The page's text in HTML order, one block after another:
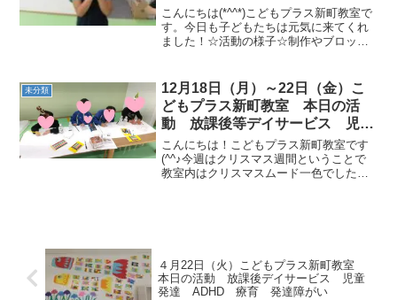
育 発達障がい
こんにちは(*^^*)こどもプラス新町教室で
す。今日も子どもたちは元気に来てくれ
ました！☆活動の様子☆制作やブロック
🐴🐼🐮・信号ゲーム🚥・大繩、回転縄跳
び 各10回 ・シ...
未分類
12月18日（月）～22日（金）こ
どもプラス新町教室 本日の活
動 放課後等デイサービス 児童
発達 ADHD 療育 発達障がい
こんにちは！こどもプラス新町教室です
(^^♪今週はクリスマス週間ということで
教室内はクリスマスムード一色でした
４月22日（火）こどもプラス新町教室
本日の活動 放課後デイサービス 児童
発達 ADHD 療育 発達障がい